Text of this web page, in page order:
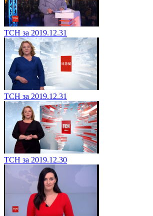
ТСН за 2019.12.31
ТСН за 2019.12.31
ТСН за 2019.12.30